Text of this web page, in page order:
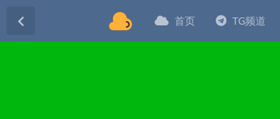
首页 TG频道